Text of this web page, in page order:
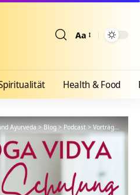
Aa
Health & Food
Ayurveda>Blog>Podcast>Vorträge >